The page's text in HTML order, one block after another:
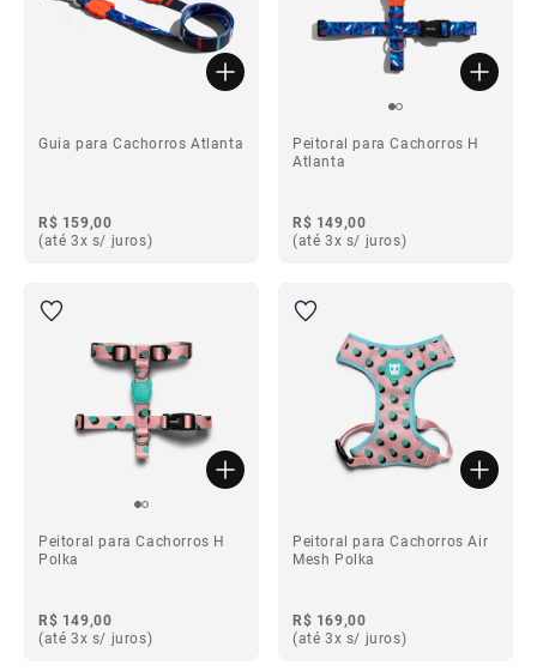
Guia para Cachorros Atlanta
R$ 159,00
(até 3x s/ juros)
Peitoral para Cachorros H
Atlanta
R$ 149,00
(até 3x s/ juros)
Peitoral para Cachorros H
Polka
R$ 149,00
(até 3x s/ juros)
Peitoral para Cachorros Air
Mesh Polka
R$ 169,00
(até 3x s/ juros)